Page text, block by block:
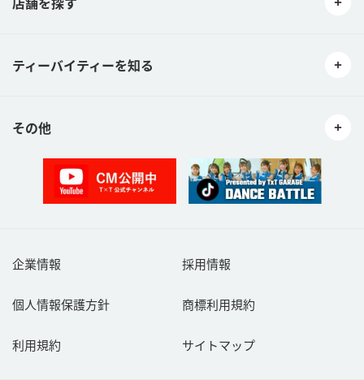
10著作権、著作人格権、商標権等の知的財産権、プライバシー権
12コンピュータウィルス等の有害なプログラムを送信、提供、また
ご利用者が前項に該当する行為またそのおそれのある行為を行った
クチコミの訂正又は削除ができるものとします。また、当社は当該
ご利用者に対して、本サービスの利用ができないよう措置をとるこ
とができるものとします。
容の国内外における著作権法上のすべての権利（著作権法第２７
条、第２８条の権利を含むものとします。以下同じ。）を、ご利用
じ）に対して無償で利用することを許諾したものとします。
ものとします。
01投稿内容について、投稿したご利用者が著作権法上のすべての権
ティーバイティーを知る
その他
企業情報 採用情報
個人情報保護方針 商標利用規約
利用規約 サイトマップ